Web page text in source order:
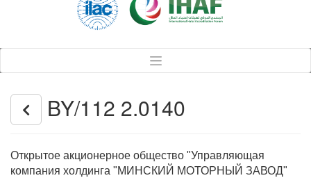
BY/112 2.0140
Открытое акционерное общество "Управляющая
компания холдинга "МИНСКИЙ МОТОРНЫЙ ЗАВОД"